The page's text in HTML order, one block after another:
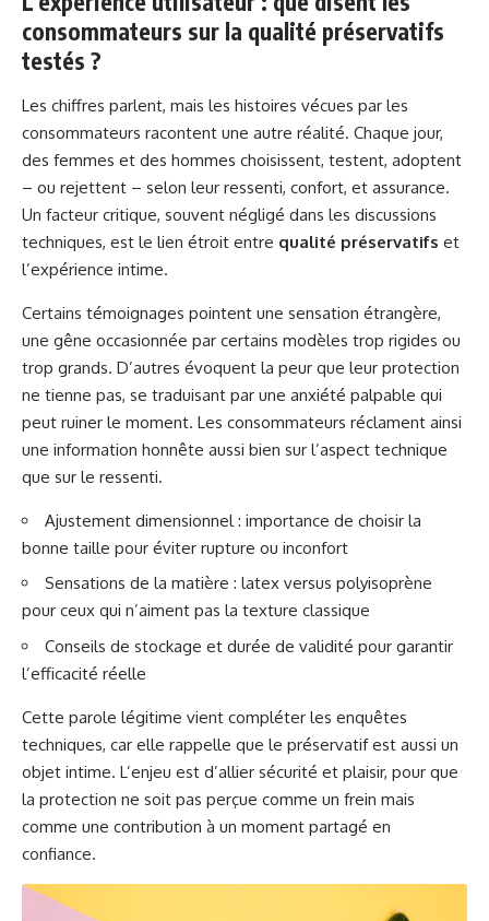
consommateurs sur la qualité préservatifs
testés ?
Les chiffres parlent, mais les histoires vécues par les
consommateurs racontent une autre réalité. Chaque jour,
des femmes et des hommes choisissent, testent, adoptent
– ou rejettent – selon leur ressenti, confort, et assurance.
Un facteur critique, souvent négligé dans les discussions
techniques, est le lien étroit entre qualité préservatifs et
l’expérience intime.
Certains témoignages pointent une sensation étrangère,
une gêne occasionnée par certains modèles trop rigides ou
trop grands. D’autres évoquent la peur que leur protection
ne tienne pas, se traduisant par une anxiété palpable qui
peut ruiner le moment. Les consommateurs réclament ainsi
une information honnête aussi bien sur l’aspect technique
que sur le ressenti.
Ajustement dimensionnel : importance de choisir la
bonne taille pour éviter rupture ou inconfort
Sensations de la matière : latex versus polyisoprène
pour ceux qui n’aiment pas la texture classique
Conseils de stockage et durée de validité pour garantir
l’efficacité réelle
Cette parole légitime vient compléter les enquêtes
techniques, car elle rappelle que le préservatif est aussi un
objet intime. L’enjeu est d’allier sécurité et plaisir, pour que
la protection ne soit pas perçue comme un frein mais
comme une contribution à un moment partagé en
confiance.